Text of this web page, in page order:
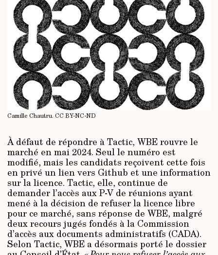
Camille Chautru. CC BY-NC-ND
À défaut de répondre à Tactic, WBE rouvre le
marché en mai 2024. Seul le numéro est
modifié, mais les candidats reçoivent cette fois
en privé un lien vers Github et une information
sur la licence. Tactic, elle, continue de
demander l’accès aux P-V de réunions ayant
mené à la décision de refuser la licence libre
pour ce marché, sans réponse de WBE, malgré
deux recours jugés fondés à la Commission
d’accès aux documents administratifs (CADA).
Selon Tactic, WBE a désormais porté le dossier